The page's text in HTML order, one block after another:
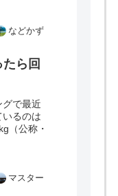
などかず
ら回
グで最近
るのは
（公称・
マスター